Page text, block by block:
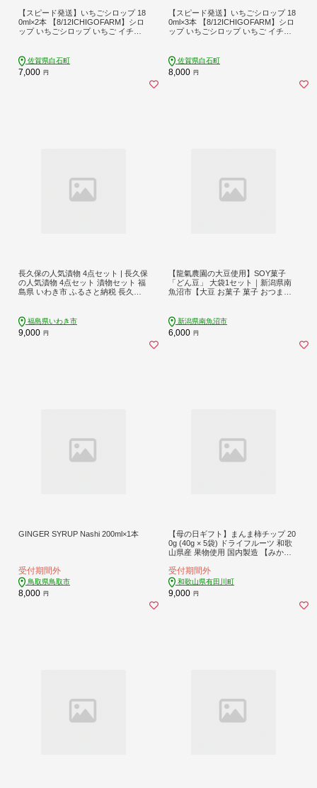
【スピード発送】いちごシロップ 18
0ml×2本 【8/12ICHIGOFARM】シロ
ップ いちごシロップ いちご イチゴ
イス 加工品 簡単 国産 九州産 佐賀県
佐賀 白石町 白石 [IBR011]
佐賀県白石町
7,000 円
【スピード発送】いちごシロップ 18
0ml×3本 【8/12ICHIGOFARM】シロ
ップ いちごシロップ いちご イチゴ
イス 加工品 簡単 国産 九州産 佐賀県
佐賀 白石町 白石 [IBR012]
佐賀県白石町
8,000 円
長久保の人気漬物 4点セット | 長久保
の人気漬物 4点セット 漬物セット 福
島県 いわき市 ふるさと納税 長久保
発酵食品 常温保存 加工食品 いわき
名産 東北名産 | BC004
福島県いわき市
9,000 円
【龍氣農園の大豆使用】SOY菓子
「どん豆」 大袋1セット｜新潟県南
魚沼市【大豆 お菓子 菓子 おつまみ
新潟県南魚沼市
6,000 円
GINGER SYRUP Nashi 200ml×1本
受付期間外
鳥取県鳥取市
8,000 円
【母の日ギフト】まんま柿チップ 20
0g (40g × 5袋) ドライフルーツ 和歌
山県産 果物使用 国内製造 【みかん
受付期間外
和歌山県有田川町
9,000 円